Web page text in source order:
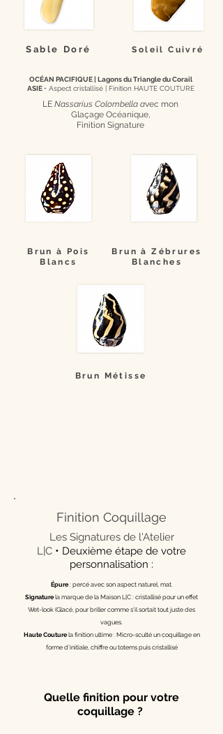
Sable Doré Soleil Cuivré
OCÉAN PACIFIQUE | Lagons du Triangle du Corail
ASIE • Aspect cristallisé | Finition HAUTE COUTURE
LE Nassarius Colombella avec mon
Glaçage Océanique,
Finition Signature
Brun à Pois
Blancs
Brun à Zébrures
Blanches
Brun Métisse
Finition Coquillage
Les Signatures de l'Atelier
L|C • Deuxième étape de votre
personnalisation :
Épure: percé avec son aspect naturel, mat.
Signaturela marque de la Maison L|C : cristallisé pour un effet
Wet-look (Glacé, pour briller comme s'il sortait tout juste des
vagues.
Haute Couturela finition ultime : Micro-sculté un coquillage en
forme d'initiale, chiffre ou totems puis cristallisé
Quelle finition pour votre
coquillage ?